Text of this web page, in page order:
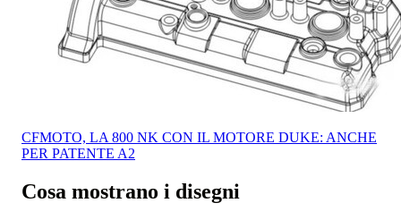
CFMOTO, LA 800 NK CON IL MOTORE DUKE: ANCHE
PER PATENTE A2
Cosa mostrano i disegni